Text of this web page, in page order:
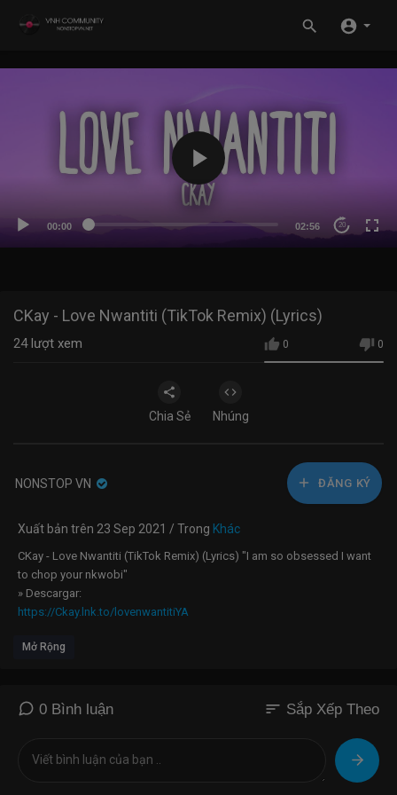
00:00 02:56 20
CKay - Love Nwantiti (TikTok Remix) (Lyrics)
0 0
24lượt xem
Chia Sẻ Nhúng
NONSTOP VN ĐĂNG KÝ
Xuất bản trên 23 Sep 2021 / Trong Khác
CKay - Love Nwantiti (TikTok Remix) (Lyrics) "I am so obsessed I want
to chop your nkwobi"
» Descargar:
https://Ckay.lnk.to/lovenwantitiYA
» Apoyo CKay:
https://instagram.com/ckay_yo/
My baby my valentine
Mở Rộng
0 Bình luận sort Sắp Xếp Theo